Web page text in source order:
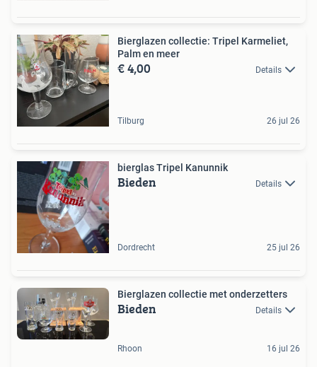
Bierglazen collectie: Tripel Karmeliet,
Palm en meer
€ 4,00 Details
Tilburg 26 jul 26
bierglas Tripel Kanunnik
Bieden Details
Dordrecht 25 jul 26
Bierglazen collectie met onderzetters
Bieden Details
Rhoon 16 jul 26